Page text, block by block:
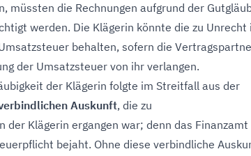
müssten die Rechnungen aufgrund der
werden. Die Klägerin könnte die zu Unrecht
behalten, sofern die
der Umsatzsteuer von ihr verlangen.
der Klägerin folgte im Streitfall aus der
Auskunft, die zu
der Klägerin ergangen war; denn das
bejaht. Ohne diese verbindliche